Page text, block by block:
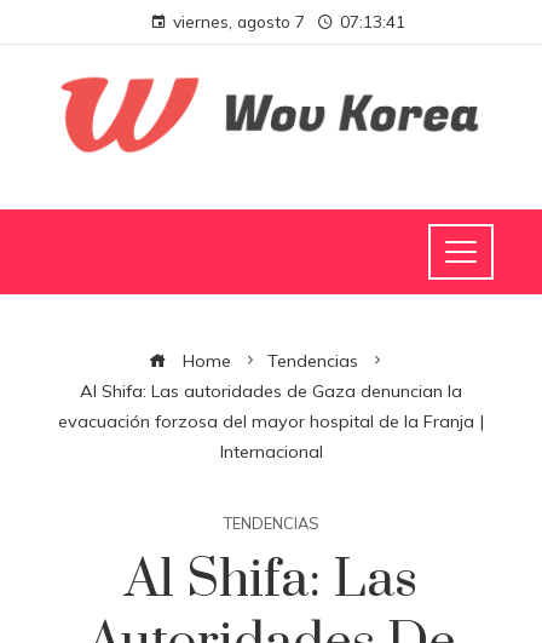
viernes, agosto 7 07:13:42
Home
Tendencias
Al Shifa: Las autoridades de Gaza denuncian la
evacuación forzosa del mayor hospital de la Franja |
Internacional
TENDENCIAS
Al Shifa: Las